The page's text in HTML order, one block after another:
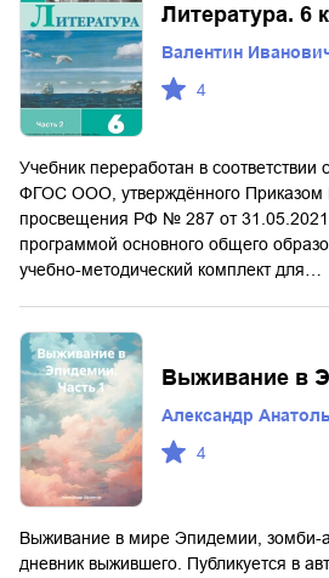
Литература. 6
Валентин
4
Учебник переработан в
ФГОС ООО, утверждённого Приказом
просвещения РФ № 287 от
программой основного общего
учебно-методический комплект для…
Выживание в
Александр
4
Выживание в мире Эпидемии, зомби-
дневник выжившего. Публикуется в